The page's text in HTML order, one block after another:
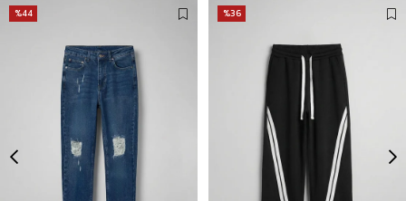
%44 %36